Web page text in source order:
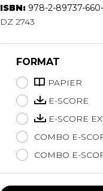
Hautbois
Luth
Percussion
Piano
Saxophone
Trompette
Tuba
Ukulélé
ISBN: 978-2-89737-
DZ 2743
FORMAT
PAPIER
E-SCORE
E-SCORE
COMBO E-
COMBO E-